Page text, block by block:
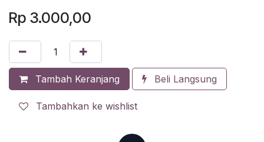
Rp 3.000,00
Tambah Keranjang Beli Langsung
Tambahkan ke wishlist